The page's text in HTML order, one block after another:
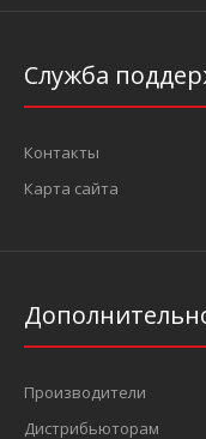
Служба
Контакты
Карта сайта
Производители
Дистрибьюторам